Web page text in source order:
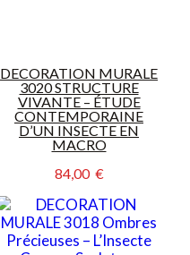
DECORATION MURALE
3020 STRUCTURE
VIVANTE – ÉTUDE
CONTEMPORAINE
D’UN INSECTE EN
MACRO
84,00  €